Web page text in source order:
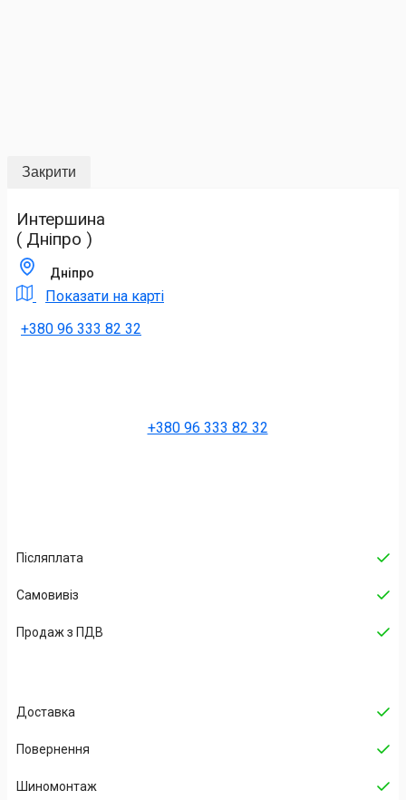
Закрити
Интершина
( Дніпро )
Дніпро
Показати на карті
+380 96 333 82 32
+380 96 333 82 32
Післяплата
Самовивіз
Продаж з ПДВ
Доставка
Повернення
Шиномонтаж